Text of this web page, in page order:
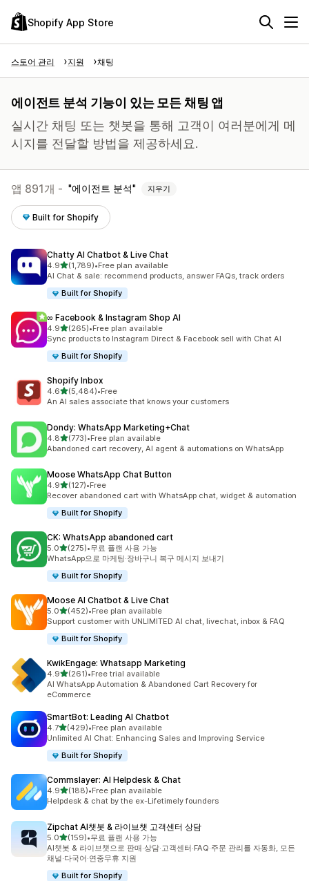
Shopify App Store
스토어 관리 지원 채팅
에이전트 분석 기능이 있는 모든 채팅 앱
실시간 채팅 또는 챗봇을 통해 고객이 여러분에게 메
시지를 전달할 방법을 제공하세요.
앱 891개 - 에이전트 분석 지우기
Built for Shopify
Chatty AI Chatbot & Live Chat
4.9별 5개 중
(1,789)
총 리뷰 1789개
•Free plan available
AI Chat & sale: recommend products, answer FAQs, track orders
Built for Shopify
∞ Facebook & Instagram Shop AI
4.9별 5개 중
(265)
총 리뷰 265개
•Free plan available
Sync products to Instagram Direct & Facebook sell with Chat AI
Built for Shopify
Shopify Inbox
4.6별 5개 중
(5,484)
총 리뷰 5484개
•Free
An AI sales associate that knows your customers
Dondy: WhatsApp Marketing+Chat
4.8별 5개 중
(773)
총 리뷰 773개
•Free plan available
Abandoned cart recovery, AI agent & automations on WhatsApp
Moose WhatsApp Chat Button
4.9별 5개 중
(127)
총 리뷰 127개
•Free
Recover abandoned cart with WhatsApp chat, widget & automation
Built for Shopify
CK: WhatsApp abandoned cart
5.0별 5개 중
(275)
총 리뷰 275개
•무료 플랜 사용 가능
WhatsApp으로 마케팅·장바구니 복구 메시지 보내기
Built for Shopify
Moose AI Chatbot & Live Chat
5.0별 5개 중
(452)
총 리뷰 452개
•Free plan available
Support customer with UNLIMITED AI chat, livechat, inbox & FAQ
Built for Shopify
KwikEngage: Whatsapp Marketing
4.9별 5개 중
(261)
총 리뷰 261개
•Free trial available
AI WhatsApp Automation & Abandoned Cart Recovery for
eCommerce
SmartBot: Leading AI Chatbot
4.7별 5개 중
(429)
총 리뷰 429개
•Free plan available
Unlimited AI Chat: Enhancing Sales and Improving Service
Built for Shopify
Commslayer: AI Helpdesk & Chat
4.9별 5개 중
(188)
총 리뷰 188개
•Free plan available
Helpdesk & chat by the ex-Lifetimely founders
Zipchat AI챗봇 & 라이브챗 고객센터 상담
5.0별 5개 중
(159)
총 리뷰 159개
•무료 플랜 사용 가능
AI챗봇 & 라이브챗으로 판매·상담·고객센터·FAQ·주문 관리를 자동화, 모든
채널·다국어·연중무휴 지원
Built for Shopify